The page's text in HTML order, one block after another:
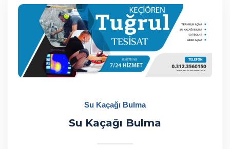
Su Kaçağı Bulma
Su Kaçağı Bulma